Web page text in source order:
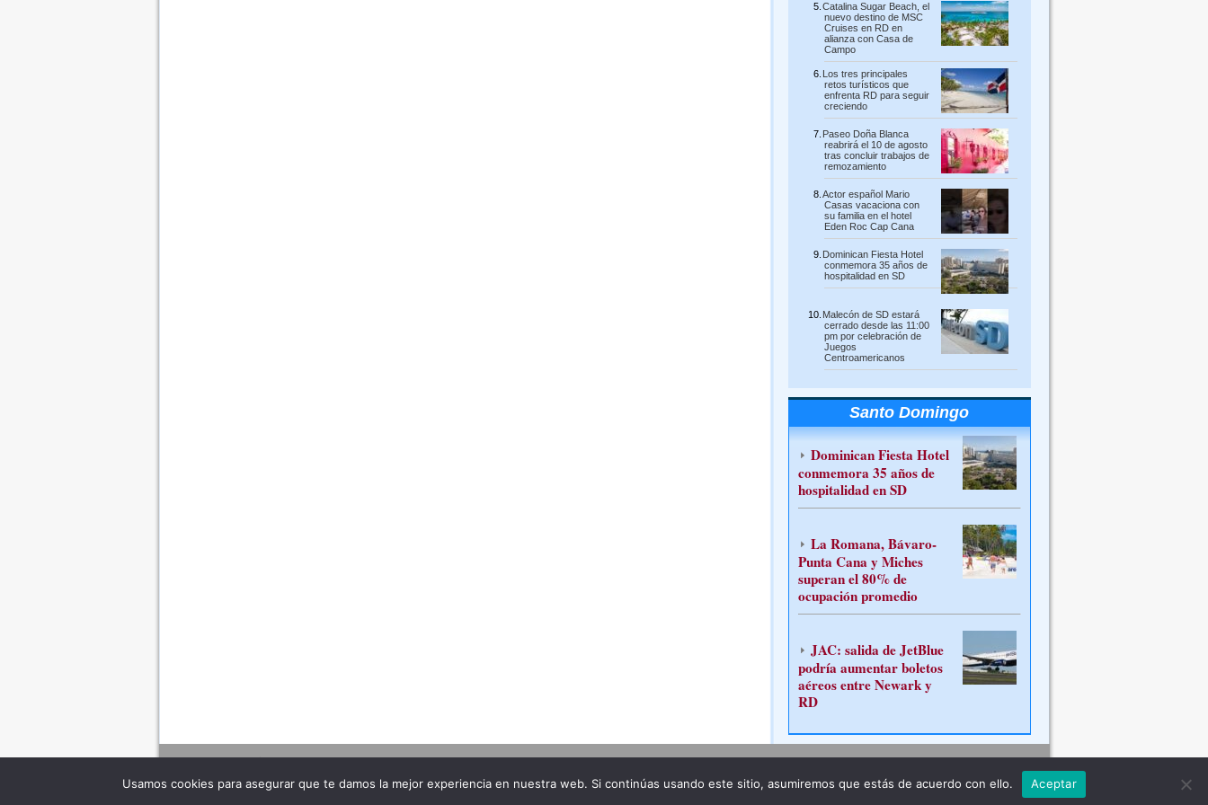
Catalina Sugar Beach, el
nuevo destino de MSC
Cruises en RD en
alianza con Casa de
Campo
Los tres principales
retos turísticos que
enfrenta RD para seguir
creciendo
Paseo Doña Blanca
reabrirá el 10 de agosto
tras concluir trabajos de
remozamiento
Actor español Mario
Casas vacaciona con
su familia en el hotel
Eden Roc Cap Cana
Dominican Fiesta Hotel
conmemora 35 años de
hospitalidad en SD
Malecón de SD estará
cerrado desde las 11:00
pm por celebración de
Juegos
Centroamericanos
Santo Domingo
Dominican Fiesta Hotel
conmemora 35 años de
hospitalidad en SD
La Romana, Bávaro-
Punta Cana y Miches
superan el 80% de
ocupación promedio
JAC: salida de JetBlue
podría aumentar boletos
aéreos entre Newark y
RD
Usamos cookies para asegurar que te damos la mejor experiencia en nuestra web. Si continúas usando este sitio, asumiremos que estás de acuerdo con ello. Aceptar